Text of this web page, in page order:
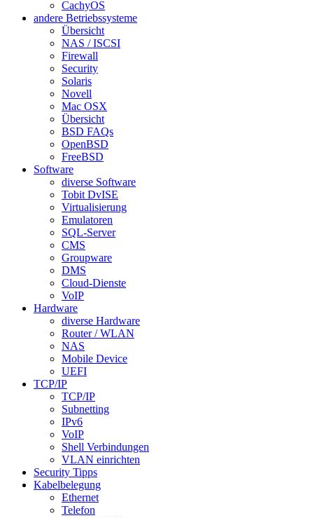
CachyOS
andere Betriebssysteme
Übersicht
NAS / ISCSI
Firewall
Security
Solaris
Novell
Mac OSX
Übersicht
BSD FAQs
OpenBSD
FreeBSD
Software
diverse Software
Tobit DvISE
Virtualisierung
Emulatoren
SQL-Server
CMS
Groupware
DMS
Cloud-Dienste
VoIP
Hardware
diverse Hardware
Router / WLAN
NAS
Mobile Device
UEFI
TCP/IP
TCP/IP
Subnetting
IPv6
VoIP
Shell Verbindungen
VLAN einrichten
Security Tipps
Kabelbelegung
Ethernet
Telefon